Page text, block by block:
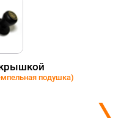
подушка)